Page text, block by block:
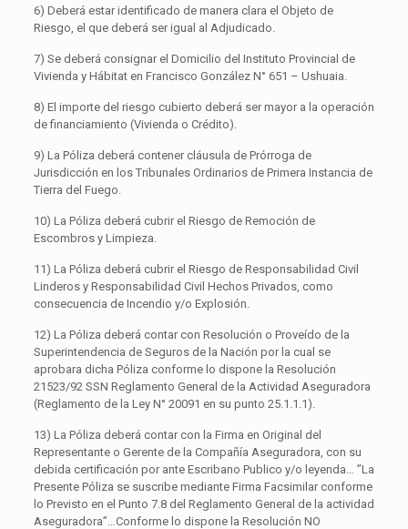
6) Deberá estar identificado de manera clara el Objeto de
Riesgo, el que deberá ser igual al Adjudicado.
7) Se deberá consignar el Domicilio del Instituto Provincial de
Vivienda y Hábitat en Francisco González N° 651 – Ushuaia.
8) El importe del riesgo cubierto deberá ser mayor a la operación
de financiamiento (Vivienda o Crédito).
9) La Póliza deberá contener cláusula de Prórroga de
Jurisdicción en los Tribunales Ordinarios de Primera Instancia de
Tierra del Fuego.
10) La Póliza deberá cubrir el Riesgo de Remoción de
Escombros y Limpieza.
11) La Póliza deberá cubrir el Riesgo de Responsabilidad Civil
Linderos y Responsabilidad Civil Hechos Privados, como
consecuencia de Incendio y/o Explosión.
12) La Póliza deberá contar con Resolución o Proveído de la
Superintendencia de Seguros de la Nación por la cual se
aprobara dicha Póliza conforme lo dispone la Resolución
21523/92 SSN Reglamento General de la Actividad Aseguradora
(Reglamento de la Ley N° 20091 en su punto 25.1.1.1).
13) La Póliza deberá contar con la Firma en Original del
Representante o Gerente de la Compañía Aseguradora, con su
debida certificación por ante Escribano Publico y/o leyenda… ”La
Presente Póliza se suscribe mediante Firma Facsimilar conforme
lo Previsto en el Punto 7.8 del Reglamento General de la actividad
Aseguradora”…Conforme lo dispone la Resolución NO